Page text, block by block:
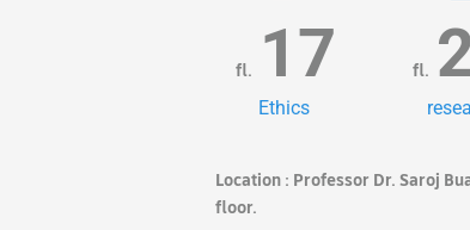
fl. 17
Ethics
fl.
Location : Professor Dr. Saroj
floor.